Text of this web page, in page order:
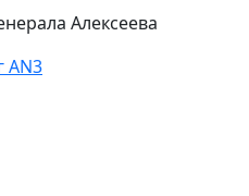
Алексеева
AN3